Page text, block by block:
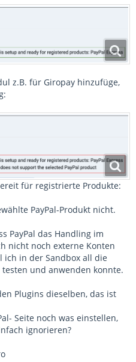
z.B. für Giropay hinzufüge,
für registrierte Produkte:
PayPal-Produkt nicht.
PayPal das Handling im
nicht noch externe Konten
ich in der Sandbox all die
und anwenden konnte.
Plugins dieselben, das ist
Seite noch was einstellen,
ignorieren?